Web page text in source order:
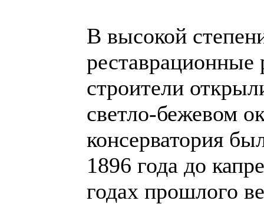
В высокой
строители
светло-бежевом
консерватория
1896 года до
годах прошлого